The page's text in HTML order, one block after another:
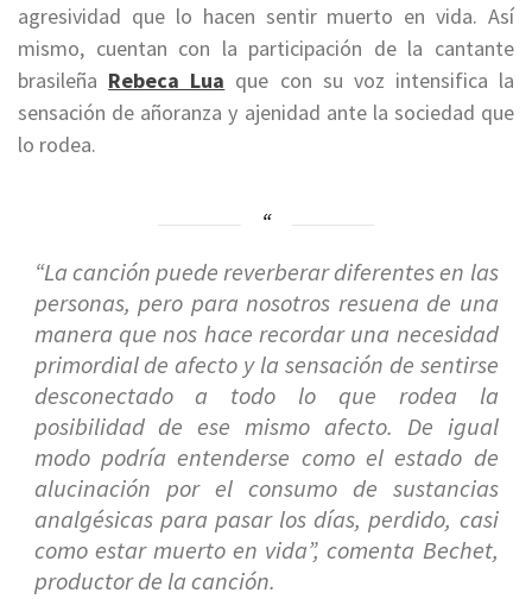
agresividad que lo hacen sentir muerto en vida. Así
mismo, cuentan con la participación de la cantante
brasileña Rebeca Lua que con su voz intensifica la
sensación de añoranza y ajenidad ante la sociedad que
lo rodea.
“La canción puede reverberar diferentes en las
personas, pero para nosotros resuena de una
manera que nos hace recordar una necesidad
primordial de afecto y la sensación de sentirse
desconectado a todo lo que rodea la
posibilidad de ese mismo afecto. De igual
modo podría entenderse como el estado de
alucinación por el consumo de sustancias
analgésicas para pasar los días, perdido, casi
como estar muerto en vida”,comenta Bechet,
productor de la canción.